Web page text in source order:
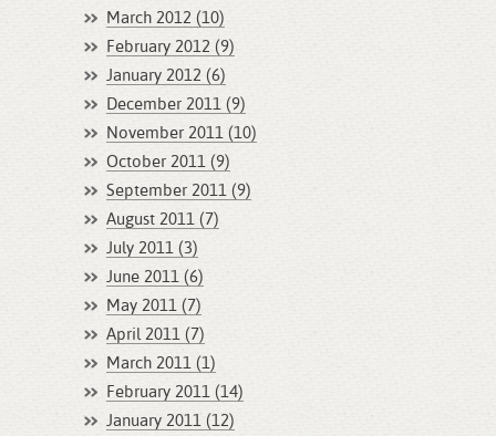
March 2012 (10)
February 2012 (9)
January 2012 (6)
December 2011 (9)
November 2011 (10)
October 2011 (9)
September 2011 (9)
August 2011 (7)
July 2011 (3)
June 2011 (6)
May 2011 (7)
April 2011 (7)
March 2011 (1)
February 2011 (14)
January 2011 (12)